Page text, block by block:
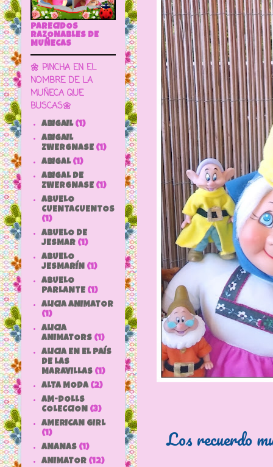
Los recuerdo
PARECIDOS
RAZONABLES DE
MUÑECAS
🌼 PINCHA EN EL
NOMBRE DE LA
MUÑECA QUE
BUSCAS🌼
ABIGAIL (1)
ABIGAIL
ZWERGNASE (1)
ABIGAL (1)
ABIGAL DE
ZWERGNASE (1)
ABUELO
CUENTACUENTOS
(1)
ABUELO DE
JESMAR (1)
ABUELO
JESMARÍN (1)
ABUELO
PARLANTE (1)
ALICIA ANIMATOR
(1)
ALICIA
ANIMATORS (1)
ALICIA EN EL PAÍS
DE LAS
MARAVILLAS (1)
ALTA MODA (2)
AM-DOLLS
COLECCION (3)
AMERICAN GIRL
(1)
ANANAS (1)
ANIMATOR (12)